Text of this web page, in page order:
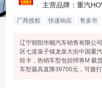
主营品牌：重汽
厂商授权 快速响应 售多市
辽宁朝阳华顺汽车销售有限公
区七道泉子镇龙泉大街中国重
轻卡，热销车型包括悍将M 载
车型最高直降39700元，可拨